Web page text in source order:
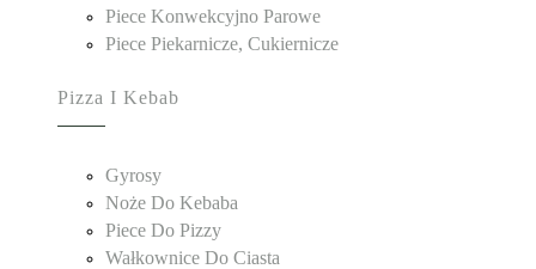
Piece Konwekcyjno Parowe
Piece Piekarnicze, Cukiernicze
Pizza I Kebab
Gyrosy
Noże Do Kebaba
Piece Do Pizzy
Wałkownice Do Ciasta